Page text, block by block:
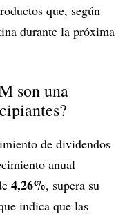
que, según
durante la próxima
son una
de dividendos
anual
4,26%, supera su
indica que las